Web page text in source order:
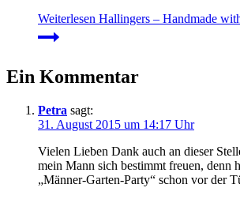
Weiterlesen Hallingers – Handmade
Ein Kommentar
Petra sagt:
31. August 2015 um 14:17 Uhr
Vielen Lieben Dank auch an dieser
mein Mann sich bestimmt freuen, denn
„Männer-Garten-Party“ schon vor der